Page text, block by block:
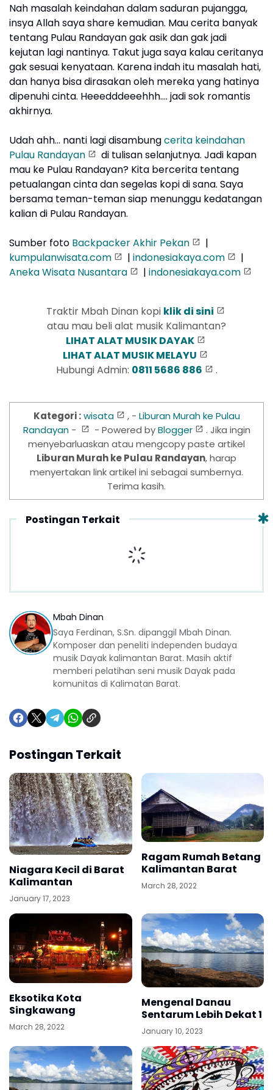
Nah masalah keindahan dalam saduran pujangga,
insya Allah saya share kemudian. Mau cerita banyak
tentang Pulau Randayan gak asik dan gak jadi
kejutan lagi nantinya. Takut juga saya kalau ceritanya
gak sesuai kenyataan. Karena indah itu masalah hati,
dan hanya bisa dirasakan oleh mereka yang hatinya
dipenuhi cinta. Heeedddeeehhh.... jadi sok romantis
akhirnya.
Udah ahh... nanti lagi disambungcerita keindahan
Pulau Randayan
di tulisan selanjutnya. Jadi kapan
mau ke Pulau Randayan? Kita bercerita tentang
petualangan cinta dan segelas kopi di sana. Saya
bersama teman-teman siap menunggu kedatangan
kalian di Pulau Randayan.
Sumber foto Backpacker Akhir Pekan
|
kumpulanwisata.com
| indonesiakaya.com
|
Aneka Wisata Nusantara
| indonesiakaya.com
Traktir Mbah Dinan kopi klik di sini
atau mau beli alat musik Kalimantan?
LIHAT ALAT MUSIK DAYAK
LIHAT ALAT MUSIK MELAYU
Hubungi Admin: 0811 5686 886 .
Kategori : wisata , - Liburan Murah ke Pulau
Randayan- - Powered byBlogger
. Jika ingin
menyebarluaskan atau mengcopy paste artikel
Liburan Murah ke Pulau Randayan, harap
menyertakan link artikel ini sebagai sumbernya.
Terima kasih.
Postingan Terkait
Mbah Dinan
Saya Ferdinan, S.Sn. dipanggil Mbah Dinan.
Komposer dan peneliti independen budaya
musik Dayak kalimantan Barat. Masih aktif
memberi pelatihan seni musik Dayak pada
komunitas di Kalimatan Barat.
Postingan Terkait
Niagara Kecil di Barat
Kalimantan
January 17, 2023
Ragam Rumah Betang
Kalimantan Barat
March 28, 2022
Eksotika Kota
Singkawang
March 28, 2022
Mengenal Danau
Sentarum Lebih Dekat 1
January 10, 2023